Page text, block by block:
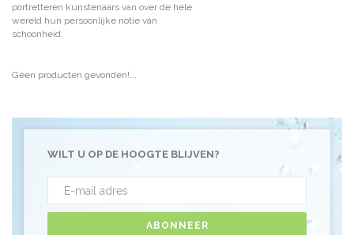
portretteren kunstenaars van over de hele
wereld hun persoonlijke notie van
schoonheid.
Geen producten gevonden!...
WILT U OP DE HOOGTE BLIJVEN?
ABONNEER